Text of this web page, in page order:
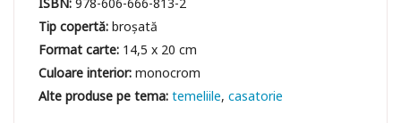
Tip copertă:broșată
Format carte: 14,5 x 20 cm
Culoare interior:monocrom
temeliile casatorie